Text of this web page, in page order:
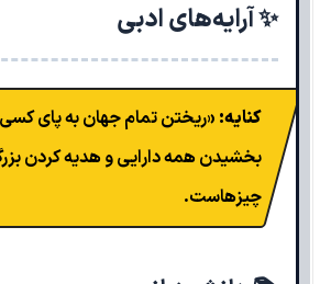
✨ آرایه‌های ادبی
کنایه: «ریختن تمام جهان به پای کسی»
بخشیدن همه دارایی و هدیه کردن
چیزهاست.